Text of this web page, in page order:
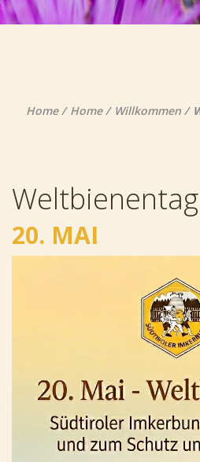
Home Home Willkommen
Weltbienentag
20. MAI